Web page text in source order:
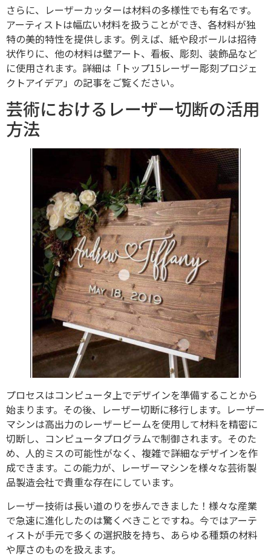
さらに、レーザーカッターは材料の多様性でも有名です。
アーティストは幅広い材料を扱うことができ、各材料が独
特の美的特性を提供します。例えば、紙や段ボールは招待
状作りに、他の材料は壁アート、看板、彫刻、装飾品など
に使用されます。詳細は「トップ15レーザー彫刻プロジェ
クトアイデア」の記事をご覧ください。
芸術におけるレーザー切断の活用
方法
プロセスはコンピュータ上でデザインを準備することから
始まります。その後、レーザー切断に移行します。レーザー
マシンは高出力のレーザービームを使用して材料を精密に
切断し、コンピュータプログラムで制御されます。そのた
め、人的ミスの可能性がなく、複雑で詳細なデザインを作
成できます。この能力が、レーザーマシンを様々な芸術製
品製造会社で貴重な存在にしています。
レーザー技術は長い道のりを歩んできました！様々な産業
で急速に進化したのは驚くべきことですね。今ではアーテ
ィストが手元で多くの選択肢を持ち、あらゆる種類の材料
や厚さのものを扱えます。